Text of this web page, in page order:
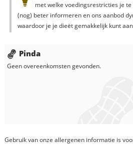
met welke voedingsrestricties je
(nog) beter informeren en ons aanbod
waardoor je je dieët gemakkelijk kunt
Pinda
Geen overeenkomsten gevonden.
Gebruik van onze allergenen informatie is